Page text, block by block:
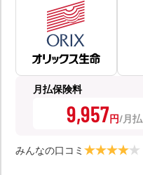
月払保険料
9,957円
みんなの口コミ